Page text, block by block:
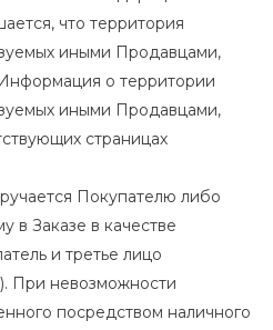
что территория
иными Продавцами,
о территории
иными Продавцами,
страницах
Покупателю либо
в Заказе в качестве
и третье лицо
При невозможности
посредством наличного